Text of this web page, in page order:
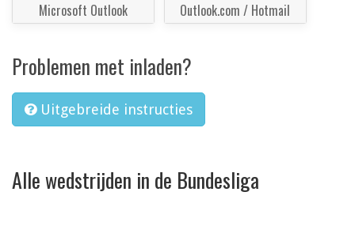
Microsoft Outlook Outlook.com / Hotmail
Problemen met inladen?
Uitgebreide instructies
Alle wedstrijden in de Bundesliga